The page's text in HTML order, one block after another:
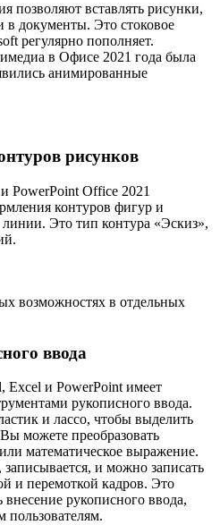
позволяют вставлять рисунки,
в документы. Это стоковое
регулярно пополняет.
в Офисе 2021 года была
анимированные
рисунков
PowerPoint Office 2021
контуров фигур и
Это тип контура «Эскиз»,
возможностях в отдельных
ввода
и PowerPoint имеет
рукописного ввода.
и лассо, чтобы выделить
можете преобразовать
математическое выражение.
и можно записать
и перемоткой кадров. Это
рукописного ввода,
пользователям.